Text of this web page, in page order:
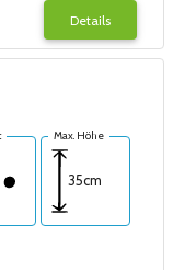
Details
Max. Höhe
35cm